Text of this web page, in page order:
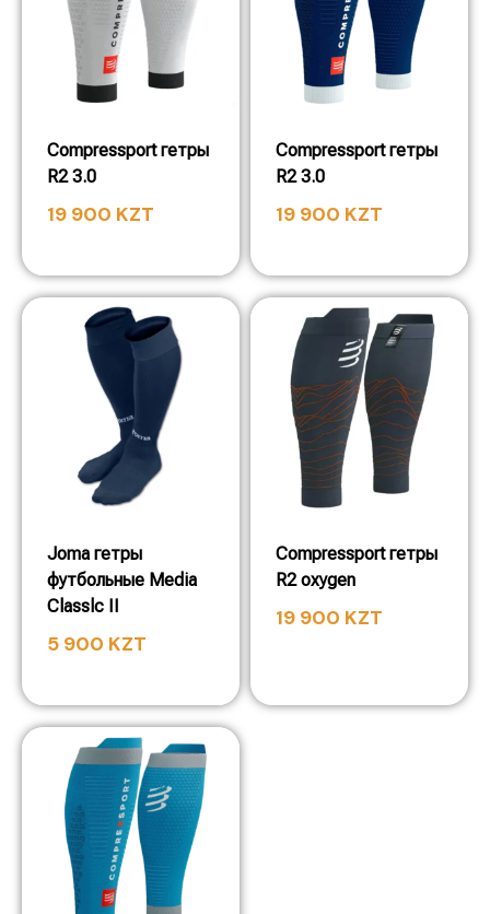
Compressport гетры
R2 3.0
19 900 KZT
Compressport гетры
R2 3.0
19 900 KZT
Joma гетры
футбольные Media
Classlc II
5 900 KZT
Compressport гетры
R2 oxygen
19 900 KZT